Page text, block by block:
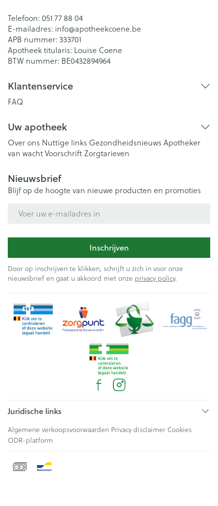
Telefoon: 051 77 88 04
E-mailadres: info@apotheekcoene.be
APB nummer: 333701
Apotheek titularis: Louise Coene
BTW nummer: BE0432894964
Klantenservice
FAQ
Uw apotheek
Over ons Nuttige links Gezondheidsnieuws Apotheker
van wachtVoorschriftZorgtarieven
Nieuwsbrief
Blijf op de hoogte van nieuwe producten en promoties
Inschrijven
Door op inschrijven te klikken, schrijft u zich in voor onze
nieuwsbrief en gaat u akkoord met onze privacy policy.
Juridische links
Algemene verkoopsvoorwaarden Privacy disclaimer Cookies
ODR-platform